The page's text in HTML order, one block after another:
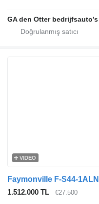
GA den Otter bedrijfsauto’s
VIDEO
Faymonville F-S44-
1.512.000 TL
€27.500